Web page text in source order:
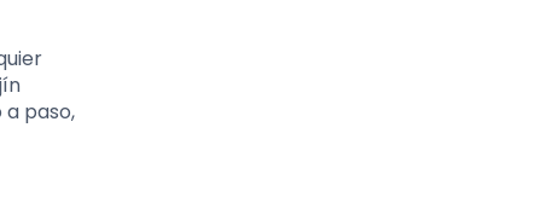
paso,